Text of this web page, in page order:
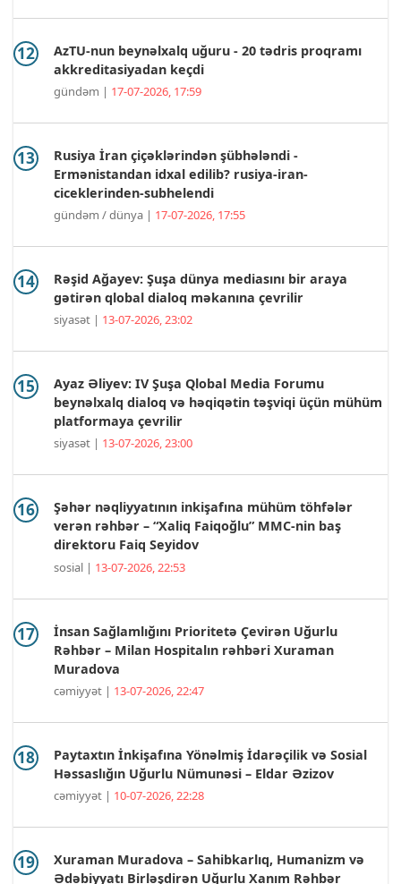
AzTU-nun beynəlxalq uğuru - 20 tədris proqramı
akkreditasiyadan keçdi
gündəm | 17-07-2026, 17:59
Rusiya İran çiçəklərindən şübhələndi -
Ermənistandan idxal edilib? rusiya-iran-
ciceklerinden-subhelendi
gündəm / dünya | 17-07-2026, 17:55
Rəşid Ağayev: Şuşa dünya mediasını bir araya
gətirən qlobal dialoq məkanına çevrilir
siyasət | 13-07-2026, 23:02
Ayaz Əliyev: IV Şuşa Qlobal Media Forumu
beynəlxalq dialoq və həqiqətin təşviqi üçün mühüm
platformaya çevrilir
siyasət | 13-07-2026, 23:00
Şəhər nəqliyyatının inkişafına mühüm töhfələr
verən rəhbər – “Xaliq Faiqoğlu” MMC-nin baş
direktoru Faiq Seyidov
sosial | 13-07-2026, 22:53
İnsan Sağlamlığını Prioritetə Çevirən Uğurlu
Rəhbər – Milan Hospitalın rəhbəri Xuraman
Muradova
cəmiyyət | 13-07-2026, 22:47
Paytaxtın İnkişafına Yönəlmiş İdarəçilik və Sosial
Həssaslığın Uğurlu Nümunəsi – Eldar Əzizov
cəmiyyət | 10-07-2026, 22:28
Xuraman Muradova – Sahibkarlıq, Humanizm və
Ədəbiyyatı Birləşdirən Uğurlu Xanım Rəhbər